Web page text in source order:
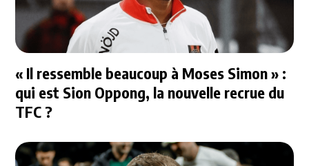
« Il ressemble beaucoup à Moses Simon » :
qui est Sion Oppong, la nouvelle recrue du
TFC ?